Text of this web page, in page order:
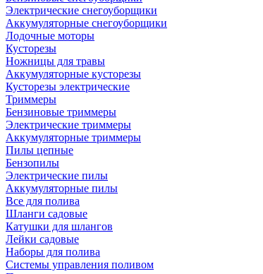
Электрические снегоуборщики
Аккумуляторные снегоуборщики
Лодочные моторы
Кусторезы
Ножницы для травы
Аккумуляторные кусторезы
Кусторезы электрические
Триммеры
Бензиновые триммеры
Электрические триммеры
Аккумуляторные триммеры
Пилы цепные
Бензопилы
Электрические пилы
Аккумуляторные пилы
Все для полива
Шланги садовые
Катушки для шлангов
Лейки садовые
Наборы для полива
Системы управления поливом